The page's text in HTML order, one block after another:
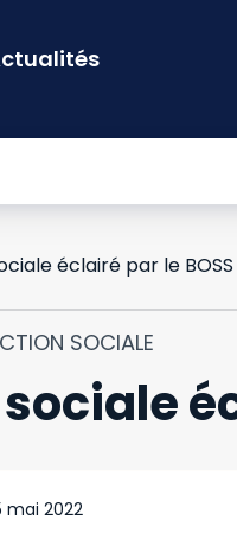
éclairé par le BOSS
SOCIALE
mai 2022